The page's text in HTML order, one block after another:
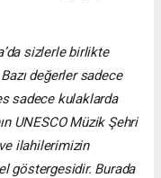
sizlerle birlikte
değerler sadece
sadece kulaklarda
UNESCO Müzik Şehri
ve ilahilerimizin
göstergesidir. Burada